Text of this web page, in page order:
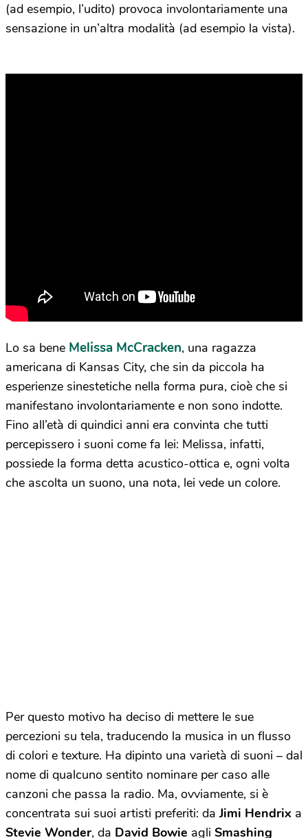
(ad esempio, l’udito) provoca involontariamente una
sensazione in un’altra modalità (ad esempio la vista).
Lo sa bene Melissa McCracken, una ragazza
americana di Kansas City, che sin da piccola ha
esperienze sinestetiche nella forma pura, cioè che si
manifestano involontariamente e non sono indotte.
Fino all’età di quindici anni era convinta che tutti
percepissero i suoni come fa lei: Melissa, infatti,
possiede la forma detta acustico-ottica e, ogni volta
che ascolta un suono, una nota, lei vede un colore.
Per questo motivo ha deciso di mettere le sue
percezioni su tela, traducendo la musica in un flusso
di colori e texture. Ha dipinto una varietà di suoni – dal
nome di qualcuno sentito nominare per caso alle
canzoni che passa la radio. Ma, ovviamente, si è
concentrata sui suoi artisti preferiti: daJimi Hendrix a
Stevie Wonder, da David Bowie agli Smashing